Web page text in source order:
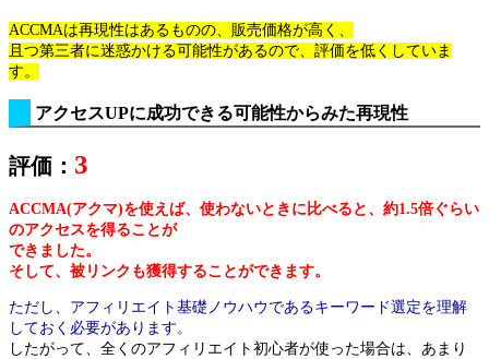
ACCMAは再現性はあるものの、販売価格が高く、
且つ第三者に迷惑かける可能性があるので、評価を低くしていま
す。
アクセスUPに成功できる可能性からみた再現性
評価： 3
ACCMA(アクマ)を使えば、使わないときに比べると、約1.5倍ぐらい
のアクセスを得ることが
できました。
そして、被リンクも獲得することができます。
ただし、アフィリエイト基礎ノウハウであるキーワード選定を理解
しておく必要があります。
したがって、全くのアフィリエイト初心者が使った場合は、あまり